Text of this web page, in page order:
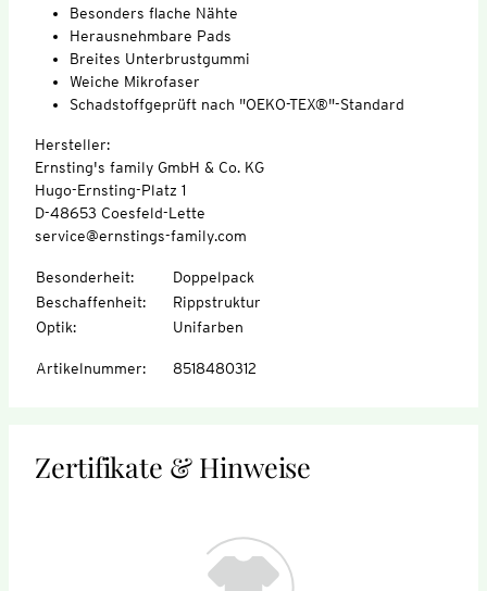
Besonders flache Nähte
Herausnehmbare Pads
Breites Unterbrustgummi
Weiche Mikrofaser
Schadstoffgeprüft nach "OEKO-TEX®"-Standard
Hersteller:
Ernsting's family GmbH & Co. KG
Hugo-Ernsting-Platz 1
D-48653 Coesfeld-Lette
service@ernstings-family.com
Besonderheit:
Doppelpack
Beschaffenheit:
Rippstruktur
Optik: Unifarben
Artikelnummer: 8518480312
Zertifikate & Hinweise